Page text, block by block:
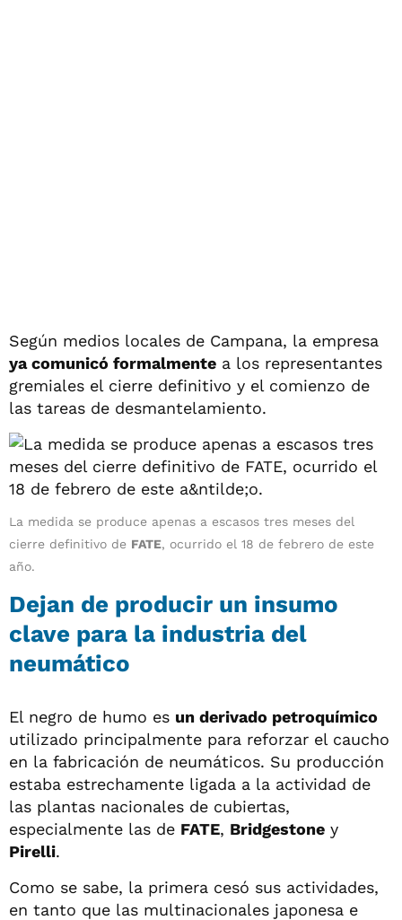
Según medios locales de Campana, la empresa
ya comunicó formalmente a los representantes
gremiales el cierre definitivo y el comienzo de
las tareas de desmantelamiento.
La medida se produce apenas a escasos tres meses del
cierre definitivo de FATE, ocurrido el 18 de febrero de este
año.
Dejan de producir un insumo
clave para la industria del
neumático
El negro de humo es un derivado petroquímico
utilizado principalmente para reforzar el caucho
en la fabricación de neumáticos. Su producción
estaba estrechamente ligada a la actividad de
las plantas nacionales de cubiertas,
especialmente las de FATE, Bridgestone y
Pirelli.
Como se sabe, la primera cesó sus actividades,
en tanto que las multinacionales japonesa e